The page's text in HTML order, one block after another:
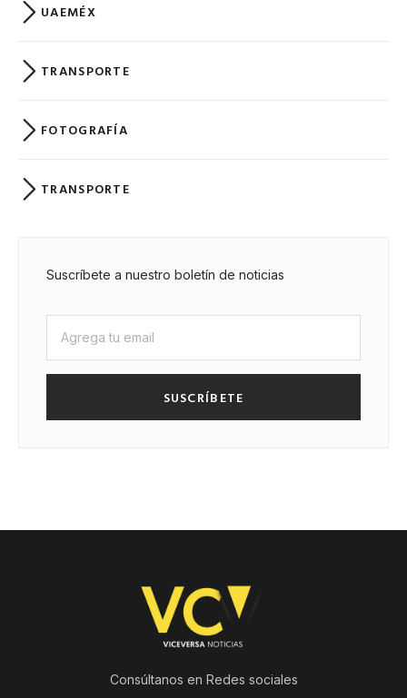
UAEMÉX
TRANSPORTE
FOTOGRAFÍA
TRANSPORTE
Suscríbete a nuestro boletín de noticias
SUSCRÍBETE
Consúltanos en Redes sociales